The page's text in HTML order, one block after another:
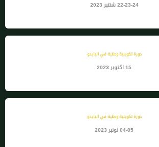
22-23-24 شتنبر 2023
دورة تكوينية وطنية في اليايدو
15 اكتوبر 2023
دورة تكوينية وطنية في اليايدو
04-05 نونبر 2023